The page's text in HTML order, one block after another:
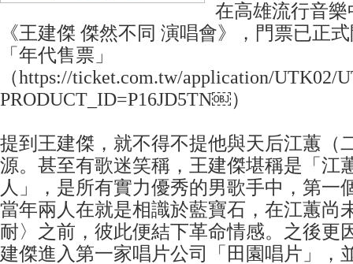
在高雄流行音
《王建傑 傑然不同 演唱會》，門票已正
「年代售票」
（https://ticket.com.tw/application/UTK02/
PRODUCT_ID=P16JD5TN￼）
提到王建傑，就不得不提他與天后江蕙（
源。甚至有歌迷笑稱，王建傑堪稱是「江
人」，是所有實力優秀的男歌手中，第一
當年兩人在就是相識於藍寶石，在江蕙尚
耐〉之前，彼此便結下革命情感。之後更
建傑進入第一家唱片公司「田園唱片」，